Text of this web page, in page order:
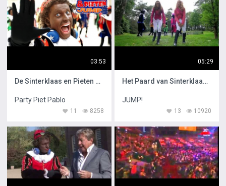
03:53
De Sinterklaas en Pieten Jump
Party Piet Pablo
8258
11
05:29
Het Paard van Sinterklaas is Zoek
JUMP!
10920
13